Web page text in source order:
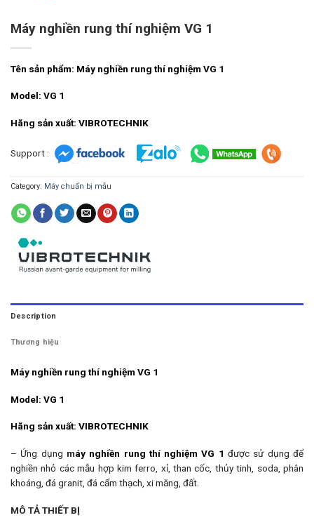
Máy nghiền rung thí nghiệm VG 1
Tên sản phẩm: Máy nghiền rung thí nghiệm VG 1
Model: VG 1
Hãng sản xuất: VIBROTECHNIK
Support :
Category: Máy chuẩn bị mẫu
Description
Thương hiệu
Máy nghiền rung thí nghiệm VG 1
Model: VG 1
Hãng sản xuất: VIBROTECHNIK
– Ứng dụng máy nghiền rung thí nghiệm VG 1 được sử dụng để
nghiền nhỏ các mẫu hợp kim ferro, xỉ, than cốc, thủy tinh, soda, phân
khoáng, đá granit, đá cẩm thạch, xi măng, đất.
MÔ TẢ THIẾT BỊ